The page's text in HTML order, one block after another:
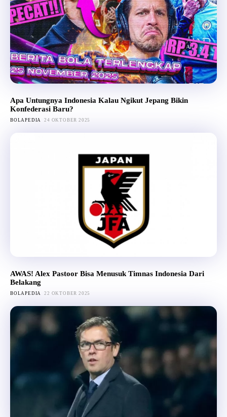
Apa Untungnya Indonesia Kalau Ngikut Jepang Bikin
Konfederasi Baru?
BOLAPEDIA 24 OKTOBER 2025
AWAS! Alex Pastoor Bisa Menusuk Timnas Indonesia Dari
Belakang
BOLAPEDIA 22 OKTOBER 2025